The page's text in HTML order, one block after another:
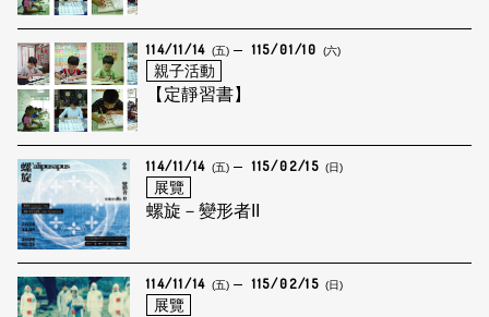
114/11/14 (五) 115/01/10 (六)
親子活動
【定靜習書】
114/11/14 (五) 115/02/15 (日)
展覽
螺旋－變形者II
114/11/14 (五) 115/02/15 (日)
展覽